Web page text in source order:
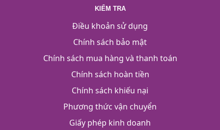
KIỂM TRA
Điều khoản sử dụng
Chính sách bảo mật
Chính sách mua hàng và thanh toán
Chính sách hoàn tiền
Chính sách khiếu nại
Phương thức vận chuyển
Giấy phép kinh doanh